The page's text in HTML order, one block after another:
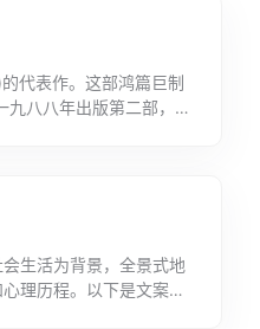
代表作。这部鸿篇巨制
八八年出版第二部，一
生活为背景，全景式地
理历程。以下是文案君